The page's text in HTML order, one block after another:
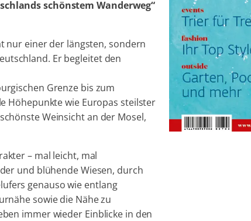
schönstem Wanderweg“
nur einer der längsten, sondern
Er begleitet den
Grenze bis zum
Höhepunkte wie Europas steilster
Weinsicht an der Mosel,
– mal leicht, mal
und blühende Wiesen, durch
genauso wie entlang
sowie die Nähe zu
immer wieder Einblicke in den